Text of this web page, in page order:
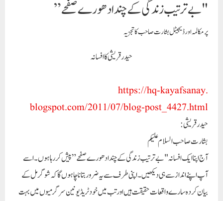
"بے ترتیب زندگی کے چند ادھورے صفحے”
پر مکالمہاور ڈیجیٹل بشارت صاحب کا تجزيہ
حیدرقریشی کا افسانہ
https://hq-kayafsanay.
blogspot.com/2011/07/blog-post_4427.html
حیدرقریشی :
بشارت صاحب السلام عليكم
آج اپنا ایک افسانہ "بے ترتیب زندگی کے چند ادھورے صفحے” پیش کر رہا ہوں ۔اسے
آپ اپنے انداز سے ہی دیکھیں ۔اپنی طرف سے یہ ضرور بتانا چاہوں گا کہ شوگر مل کے
بیان کردہ سارے واقعات حقیقت ہیں اور تب میں خود ٹریڈ یونین سرگرمیوں میں بہت